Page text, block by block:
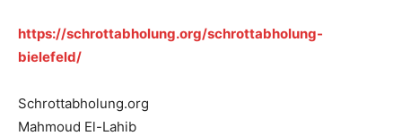
https://schrottabholung.org/schrottabholung-
bielefeld/
Schrottabholung.org
Mahmoud El-Lahib